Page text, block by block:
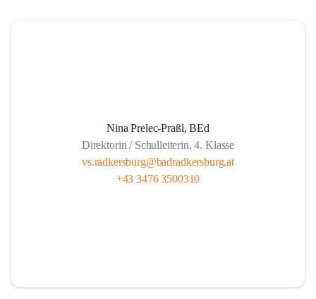
freitags von 13.00 bis 13.50 statt.
Es besteht für gemeldete Kinder Anwesenheitspflicht bis
16.00. Seit 1. September 2017 gibt es aber die gesetzliche
Klausel, dass auf Verlangen der Eltern die SchülerInnen
Nina Prelec-Praßl, BEd
Direktorin / Schulleiterin, 4. Klasse
vs.radkersburg@badradkersburg.at
+43 3476 3500310